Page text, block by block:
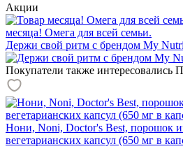
Акции
месяца! Омега для всей семьи.
Держи свой ритм с брендом My
Покупатели также интересовались
Нони, Noni, Doctor's Best, порошок
вегетарианских капсул (650 мг в